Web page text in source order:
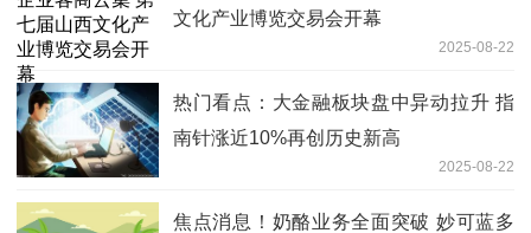
文化产业博览交易会开幕
2025-08-22
热门看点：大金融板块盘中异动拉升 指
南针涨近10%再创历史新高
2025-08-22
焦点消息！奶酪业务全面突破 妙可蓝多